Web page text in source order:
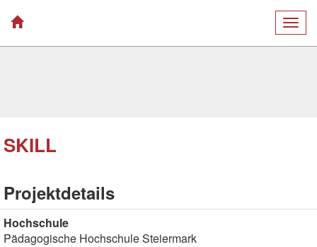
SKILL
Projektdetails
Hochschule
Pädagogische Hochschule Steiermark